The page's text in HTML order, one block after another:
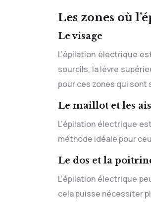
Les zones où
Le visage
L’épilation électrique
sourcils, la lèvre
pour ces zones qui
Le maillot et les
L’épilation électrique
méthode idéale pour
Le dos et la
L’épilation électrique
cela puisse nécessiter